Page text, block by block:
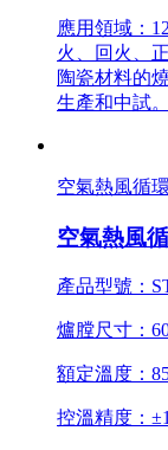
應用領域：
火、回火、
陶瓷材料的
生產和中試。
空氣熱風循
空氣熱風
產品型號：
爐膛尺寸：
額定溫度：
控溫精度：